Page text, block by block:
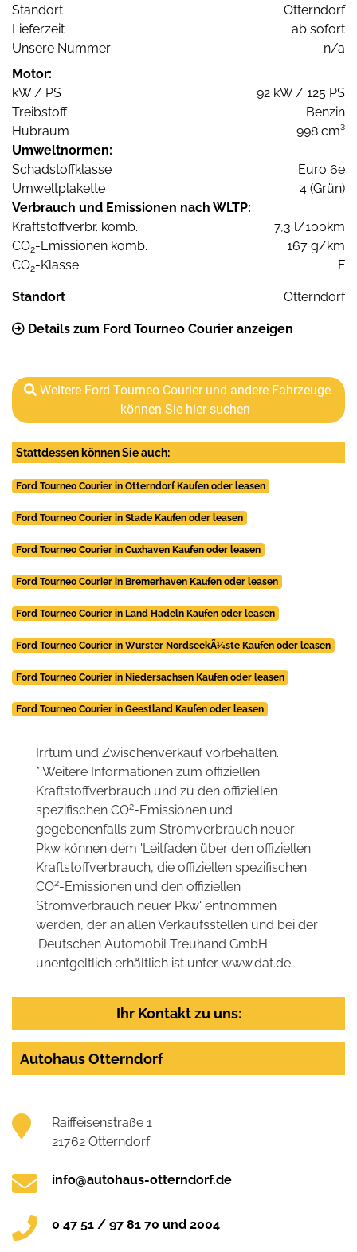
Standort
Otterndorf
Lieferzeit
ab sofort
Unsere Nummer
n/a
Motor:
kW / PS
92 kW / 125 PS
Treibstoff
Benzin
Hubraum
998 cm³
Umweltnormen:
Schadstoffklasse
Euro 6e
Umweltplakette
4 (Grün)
Verbrauch und Emissionen nach WLTP:
Kraftstoffverbr. komb.
7,3 l/100km
CO2-Emissionen komb.
167 g/km
CO2-Klasse F
Standort Otterndorf
Details zum Ford Tourneo Courier anzeigen
Weitere Ford Tourneo Courier und andere Fahrzeuge
können Sie hier suchen
Stattdessen können Sie auch:
Ford Tourneo Courier in Otterndorf Kaufen oder leasen
Ford Tourneo Courier in Stade Kaufen oder leasen
Ford Tourneo Courier in Cuxhaven Kaufen oder leasen
Ford Tourneo Courier in Bremerhaven Kaufen oder leasen
Ford Tourneo Courier in Land Hadeln Kaufen oder leasen
Ford Tourneo Courier in Wurster NordseekÃ¼ste Kaufen oder leasen
Ford Tourneo Courier in Niedersachsen Kaufen oder leasen
Ford Tourneo Courier in Geestland Kaufen oder leasen
Irrtum und Zwischenverkauf vorbehalten.
* Weitere Informationen zum offiziellen
Kraftstoffverbrauch und zu den offiziellen
spezifischen CO2-Emissionen und
gegebenenfalls zum Stromverbrauch neuer
Pkw können dem 'Leitfaden über den offiziellen
Kraftstoffverbrauch, die offiziellen spezifischen
CO2-Emissionen und den offiziellen
Stromverbrauch neuer Pkw' entnommen
werden, der an allen Verkaufsstellen und bei der
'Deutschen Automobil Treuhand GmbH'
unentgeltlich erhältlich ist unter www.dat.de.
Ihr Kontakt zu uns:
Autohaus Otterndorf
Raiffeisenstraße 1
21762 Otterndorf
info@autohaus-otterndorf.de
0 47 51 / 97 81 70 und 2004